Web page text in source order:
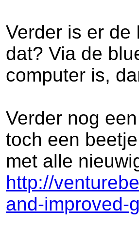
Verder is er de
dat? Via de
computer is,
Verder nog
toch een
met alle
http://
and-improved-